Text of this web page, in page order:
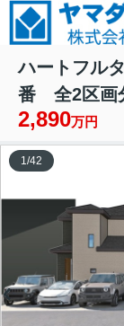
ハートフル
番 全2区画
2,890万円
1/42